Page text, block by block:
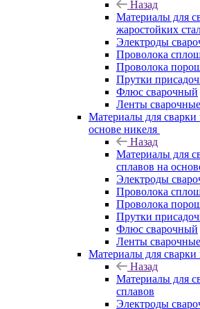
Назад
Материалы для
жаростойких
Электроды
Проволока
Проволока
Прутки
Флюс сварочный
Ленты сварочные
Материалы для сварки
основе никеля
Назад
Материалы для
сплавов на
Электроды
Проволока
Проволока
Прутки
Флюс сварочный
Ленты сварочные
Материалы для сварки
Назад
Материалы для
сплавов
Электроды